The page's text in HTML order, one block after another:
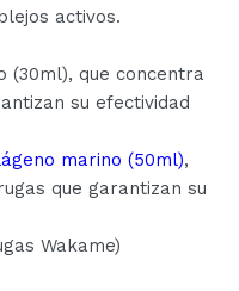
activos.
(30ml), que concentra
su efectividad
marino (50ml),
que garantizan su
Wakame)